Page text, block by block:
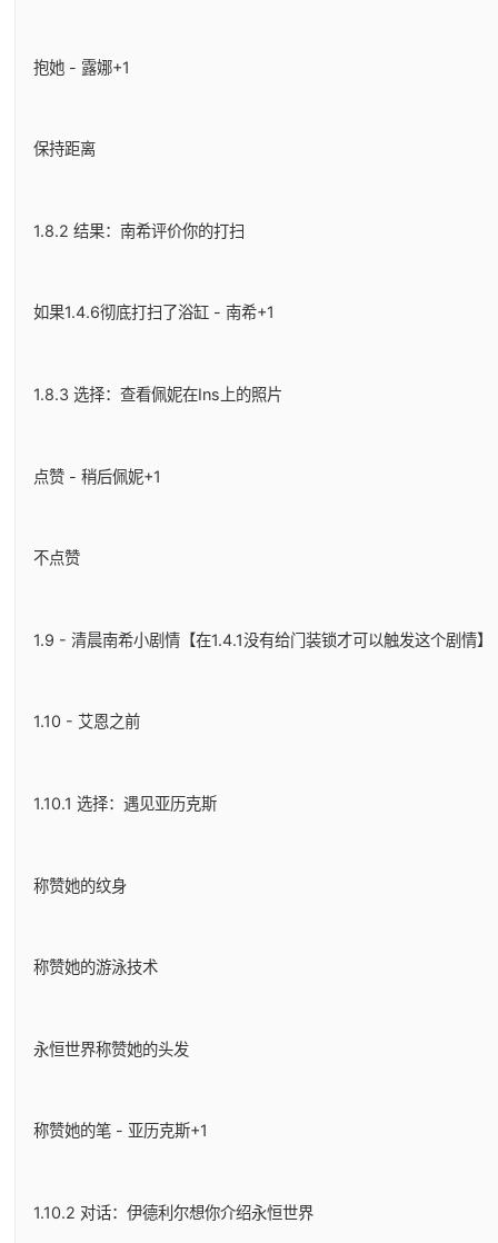
抱她 - 露娜+1
保持距离
1.8.2 结果：南希评价你的打扫
如果1.4.6彻底打扫了浴缸 - 南希+1
1.8.3 选择：查看佩妮在Ins上的照片
点赞 - 稍后佩妮+1
不点赞
1.9 - 清晨南希小剧情【在1.4.1没有给门装锁才可以触发这个剧情】
1.10 - 艾恩之前
1.10.1 选择：遇见亚历克斯
称赞她的纹身
称赞她的游泳技术
永恒世界称赞她的头发
称赞她的笔 - 亚历克斯+1
1.10.2 对话：伊德利尔想你介绍永恒世界